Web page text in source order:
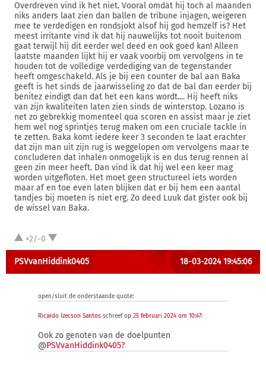
Overdreven vind ik het niet. Vooral omdat hij toch al maanden
niks anders laat zien dan ballen de tribune injagen, weigeren
mee te verdedigen en rondsjokt alsof hij god hemzelf is? Het
meest irritante vind ik dat hij nauwelijks tot nooit buitenom
gaat terwijl hij dit eerder wel deed en ook goed kan! Alleen
laatste maanden lijkt hij er vaak voorbij om vervolgens in te
houden tot de volledige verdediging van de tegenstander
heeft omgeschakeld. Als je bij een counter de bal aan Baka
geeft is het sinds de jaarwisseling zo dat de bal dan eerder bij
benitez eindigt dan dat het een kans wordt.... Hij heeft niks
van zijn kwaliteiten laten zien sinds de winterstop. Lozano is
net zo gebrekkig momenteel qua scoren en assist maar je ziet
hem wel nog sprintjes terug maken om een cruciale tackle in
te zetten. Baka komt iedere keer 3 seconden te laat erachter
dat zijn man uit zijn rug is weggelopen om vervolgens maar te
concluderen dat inhalen onmogelijk is en dus terug rennen al
geen zin meer heeft. Dan vind ik dat hij wel een keer mag
worden uitgefloten. Het moet geen structureel iets worden
maar af en toe even laten blijken dat er bij hem een aantal
tandjes bij moeten is niet erg. Zo deed Luuk dat gister ook bij
de wissel van Baka.
+2/-0
PSVvanHiddink0405 18-03-2024 19:45:06
open/sluit de onderstaande quote:
Ricardo Izecson Santos schreef op 25 februari 2024 om 10:47:
Ook zo genoten van de doelpunten
@PSVvanHiddink0405?